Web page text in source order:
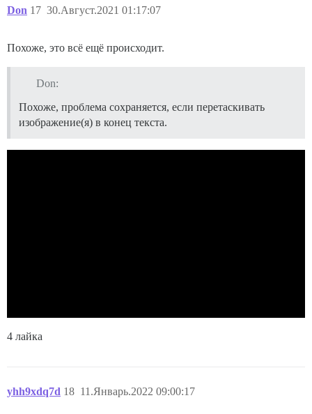
Don 30.Август.2021 01:17:07
17
Похоже, это всё ещё происходит.
Don:
Похоже, проблема сохраняется, если перетаскивать
изображение(я) в конец текста.
4 лайка
yhh9xdq7d 11.Январь.2022 09:00:17
18